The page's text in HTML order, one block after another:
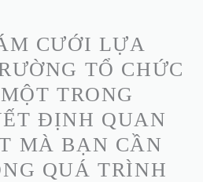
CƯỚI LỰA
TỔ CHỨC
TRONG
ĐỊNH QUAN
MÀ BẠN CẦN
QUÁ TRÌNH